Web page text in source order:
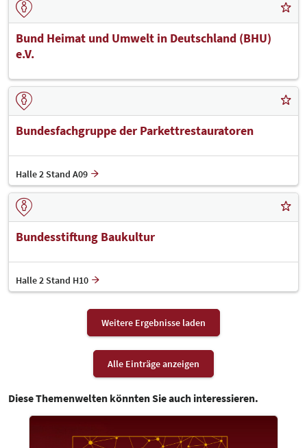
Bund Heimat und Umwelt in Deutschland (BHU)
e.V.
Bundesfachgruppe der Parkettrestauratoren
Halle 2 Stand A09
Bundesstiftung Baukultur
Halle 2 Stand H10
Weitere Ergebnisse laden
Alle Einträge anzeigen
Diese Themenwelten könnten Sie auch interessieren.